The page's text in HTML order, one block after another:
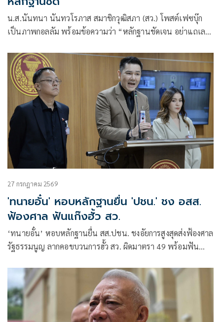
น.ส.นันทนา นันทวโรภาส สมาชิกวุฒิสภา (สว.) โพสต์เฟซบุ๊ก
เป็นภาพกอลลัม พร้อมข้อความว่า “หลักฐานชัดเจน อย่าแถเลย
27 กรกฎาคม 2569
'ทนายอั๋น' หอบหลักฐานยื่น 'ปชน.' ชง อสส.
ฟ้องศาล ฟันแก๊งฮั้ว สว.
‘ทนายอั๋น’ หอบหลักฐานยื่น สส.ปชน. ชงอัยการสูงสุดส่งฟ้องศาล
รัฐธรรมนูญ ลากคอขบวนการฮั้ว สว. ผิดมาตรา 49 พร้อมฟัน